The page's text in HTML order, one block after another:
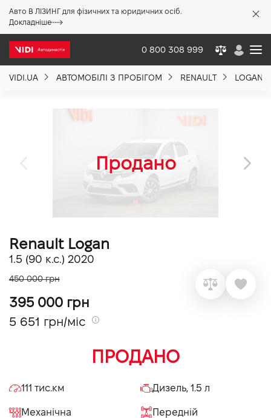
Авто В ЛІЗИНГ для фізичних та юридичних осіб.
Докладніше
0 800 308 999
VIDI.UA АВТОМОБІЛІ З ПРОБІГОМ RENAULT LOGAN
Renault Logan
1.5 (90 к.с.) 2020
450 000 грн
395 000 грн
5 651 грн/міс
ПРОДАНО
111 тис.км Дизель, 1.5 л
Механічна Передній
Вакансії
VIDI Кар'єра
Контакти
Підпишись на наш канал та слідкуй за